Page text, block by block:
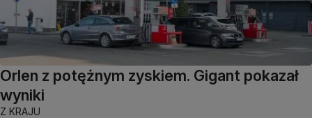
Orlen z potężnym zyskiem. Gigant pokazał
wyniki
Z KRAJU